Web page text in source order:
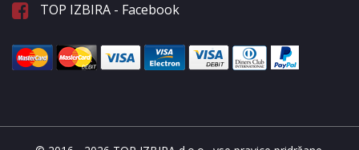
TOP IZBIRA - Facebook